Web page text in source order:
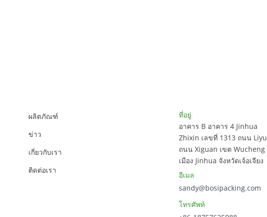
ผลิตภัณฑ์
ข่าว
เกี่ยวกับเรา
ติดต่อเรา
ที่อยู่
อาคาร B อาคาร 4 Jinhua
Zhixin เลขที่ 1313 ถนน Liyu
ถนน Xiguan เขต Wucheng
เมือง Jinhua จังหวัดเจ้อเจียง
อีเมล
sandy@bosipacking.com
โทรศัพท์